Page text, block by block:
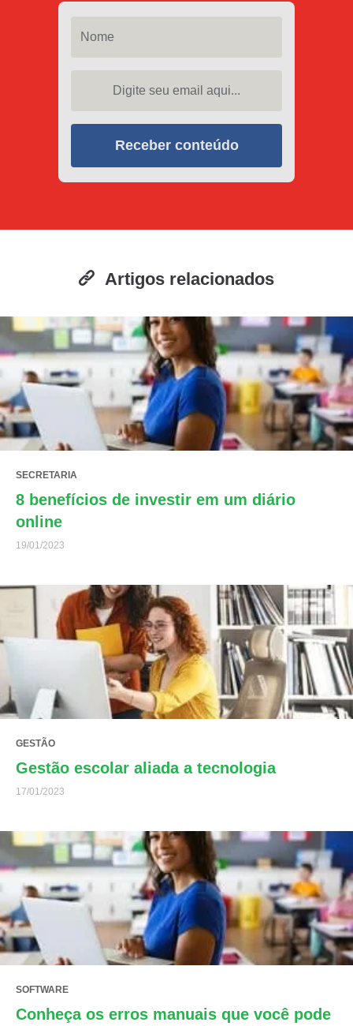
Receber conteúdo
Artigos relacionados
SECRETARIA
8 benefícios de investir em um diário
online
19/01/2023
GESTÃO
Gestão escolar aliada a tecnologia
17/01/2023
SOFTWARE
Conheça os erros manuais que você pode